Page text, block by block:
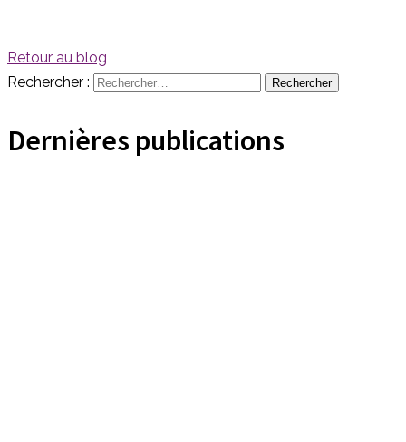
Retour au blog
Rechercher :
Dernières publications